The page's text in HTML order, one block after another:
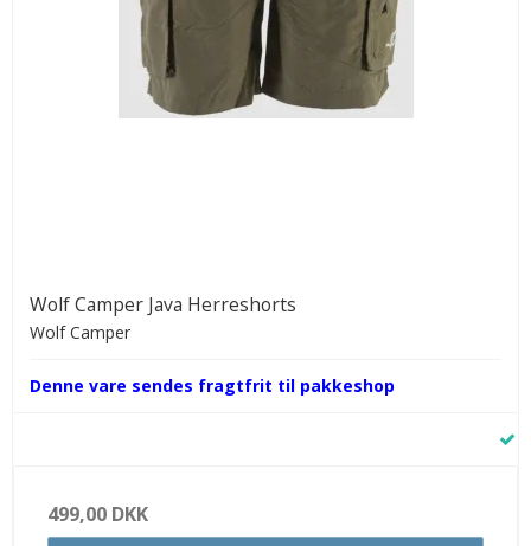
Wolf Camper Java Herreshorts
Wolf Camper
Denne vare sendes fragtfrit til pakkeshop
499,00 DKK